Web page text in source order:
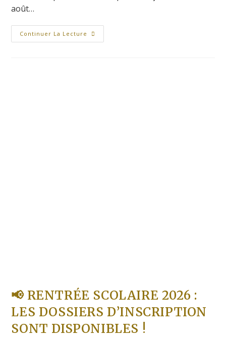
août…
Continuer La Lecture
📢 RENTRÉE SCOLAIRE 2026 :
LES DOSSIERS D’INSCRIPTION
SONT DISPONIBLES !